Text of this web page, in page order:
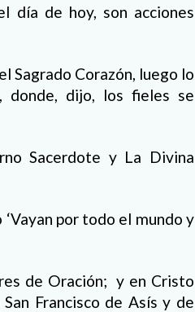
día de hoy, son acciones
Sagrado Corazón, luego lo
donde, dijo, los fieles se
Sacerdote y La Divina
por todo el mundo y
de Oración; y en Cristo
Francisco de Asís y de